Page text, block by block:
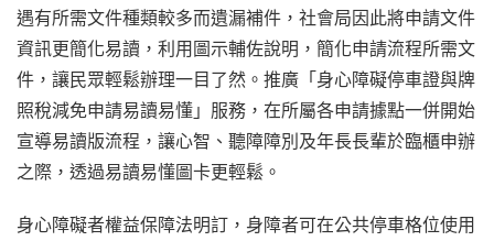
遇有所需文件種類較多而遺漏補件，社會局因此將申請文件
資訊更簡化易讀，利用圖示輔佐說明，簡化申請流程所需文
件，讓民眾輕鬆辦理一目了然。推廣「身心障礙停車證與牌
照稅減免申請易讀易懂」服務，在所屬各申請據點一併開始
宣導易讀版流程，讓心智、聽障障別及年長長輩於臨櫃申辦
之際，透過易讀易懂圖卡更輕鬆。
身心障礙者權益保障法明訂，身障者可在公共停車格位使用